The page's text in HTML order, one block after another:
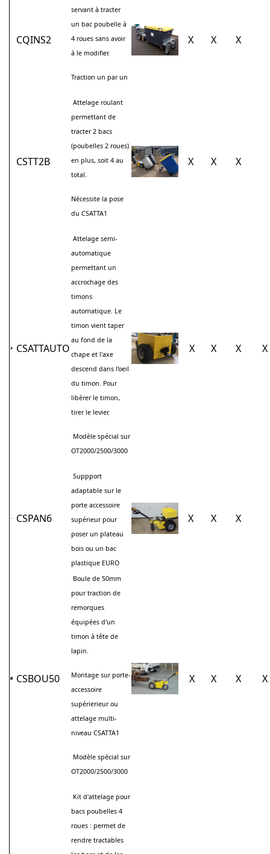
CQINS2
servant à tracter
un bac poubelle à
4 roues sans avoir
à le modifier.
Traction un par un
X X X
CSTT2B
Attelage roulant
permettant de
tracter 2 bacs
(poubelles 2 roues)
en plus, soit 4 au
total.
Nécessite la pose
du CSATTA1
X X X
CSATTAUTO
Attelage semi-
automatique
permettant un
accrochage des
timons
automatique. Le
timon vient taper
au fond de la
chape et l'axe
descend dans l'oeil
du timon. Pour
libérer le timon,
tirer le levier.
Modèle spécial sur
OT2000/2500/3000
X X X X
CSPAN6
Suppport
adaptable sur le
porte accessoire
supérieur pour
poser un plateau
bois ou un bac
plastique EURO
X X X
CSBOU50
Boule de 50mm
pour traction de
remorques
équipées d'un
timon à tête de
lapin.
Montage sur porte-
accessoire
supérierieur ou
attelage multi-
niveau CSATTA1
Modèle spécial sur
OT2000/2500/3000
X X X X
Kit d'attelage pour
bacs poubelles 4
roues : permet de
rendre tractables